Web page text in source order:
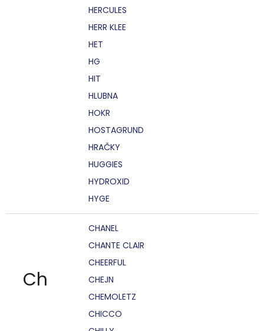
HERCULES
HERR KLEE
HET
HG
HIT
HLUBNA
HOKR
HOSTAGRUND
HRAČKY
HUGGIES
HYDROXID
HYGE
Ch
CHANEL
CHANTE CLAIR
CHEERFUL
CHEJN
CHEMOLETZ
CHICCO